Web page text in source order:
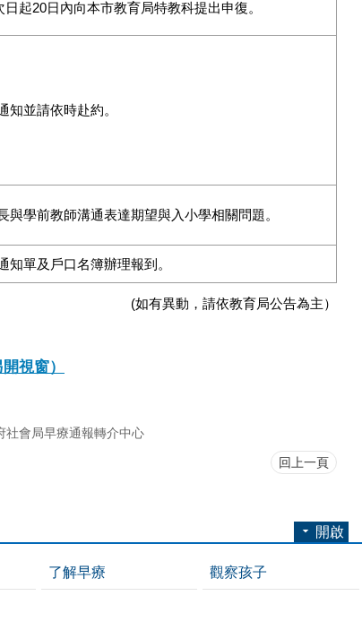
日起20日內向本市教育局特教科提出申復。
知並請依時赴約。
與學前教師溝通表達期望與入小學相關問題。
知單及戶口名簿辦理報到。
(如有異動，請依教育局公告為主）
視窗）
社會局早療通報轉介中心
回上一頁
開啟
了解早療 觀察孩子